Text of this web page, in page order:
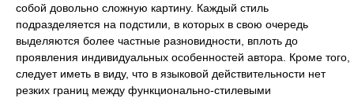
собой довольно сложную картину. Каждый стиль
подразделяется на подстили, в которых в свою очередь
выделяются более частные разновидности, вплоть до
проявления индивидуальных особенностей автора. Кроме того,
следует иметь в виду, что в языковой действительности нет
резких границ между функционально-стилевыми